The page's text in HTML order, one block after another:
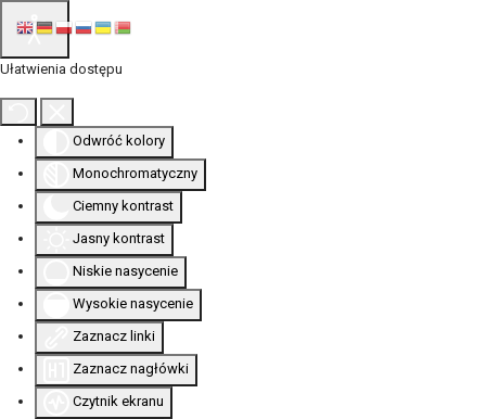
Ułatwienia dostępu
Odwróć kolory
Monochromatyczny
Ciemny kontrast
Jasny kontrast
Niskie nasycenie
Wysokie nasycenie
Zaznacz linki
Zaznacz nagłówki
Czytnik ekranu